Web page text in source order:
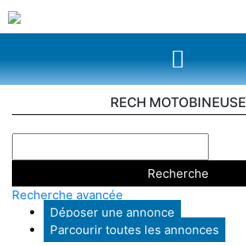
RECH MOTOBINEUSE
Recherche avancée
Déposer une annonce
Parcourir toutes les annonces